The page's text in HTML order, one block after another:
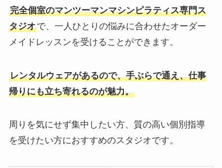
完全個室のマンツーマンマシンピラティス専門ス
タジオで、一人ひとりの悩みに合わせたオーダー
メイドレッスンを受けることができます。
レンタルウェアがあるので、手ぶらで通え、仕事
帰りにも立ち寄れるのが魅力。
周りを気にせず集中したい方、質の高い個別指導
を受けたい方におすすめのスタジオです。